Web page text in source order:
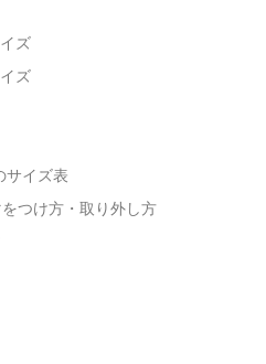
ズ
ズ
サイズ表
つけ方・取り外し方